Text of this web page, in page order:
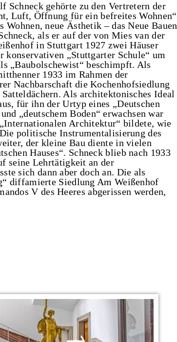
Schneck gehörte zu den Vertretern der
Luft, Öffnung für ein befreites Wohnen“
neue Ästhetik – das Neue Bauen
als er auf der von Mies van der
in Stuttgart 1927 zwei Häuser
„Stuttgarter Schule“ um
„Baubolschewist“ beschimpft. Als
1933 im Rahmen der
Nachbarschaft die Kochenhofsiedlung
Als architektonisches Ideal
für ihn der Urtyp eines „Deutschen
„deutschem Boden“ erwachsen war
Architektur“ bildete, wie
politische Instrumentalisierung des
der kleine Bau diente in vielen
Hauses“. Schneck blieb nach 1933
seine Lehrtätigkeit an der
sich dann aber doch an. Die als
diffamierte Siedlung Am Weißenhof
V des Heeres abgerissen werden,